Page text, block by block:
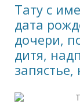
Тату с
дата
дочери,
дитя,